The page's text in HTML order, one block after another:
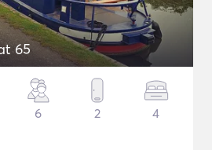
65
6 2 4